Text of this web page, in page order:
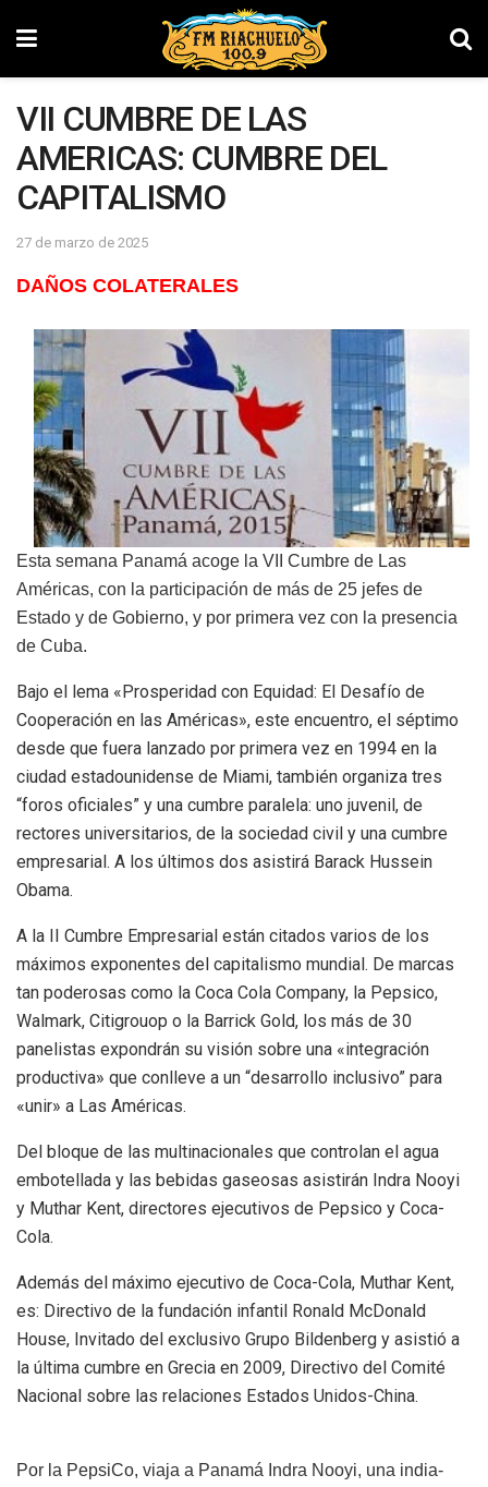
VII CUMBRE DE LAS
AMERICAS: CUMBRE DEL
CAPITALISMO
27 de marzo de 2025
DAÑOS COLATERALES
Esta semana Panamá acoge la VII Cumbre de Las
Américas, con la participación de más de 25 jefes de
Estado y de Gobierno, y por primera vez con la presencia
de Cuba.
Bajo el lema «Prosperidad con Equidad: El Desafío de
Cooperación en las Américas», este encuentro, el séptimo
desde que fuera lanzado por primera vez en 1994 en la
ciudad estadounidense de Miami, también organiza tres
“foros oficiales” y una cumbre paralela: uno juvenil, de
rectores universitarios, de la sociedad civil y una cumbre
empresarial. A los últimos dos asistirá Barack Hussein
Obama.
A la II Cumbre Empresarial están citados varios de los
máximos exponentes del capitalismo mundial. De marcas
tan poderosas como la Coca Cola Company, la Pepsico,
Walmark, Citigrouop o la Barrick Gold, los más de 30
panelistas expondrán su visión sobre una «integración
productiva» que conlleve a un “desarrollo inclusivo” para
«unir» a Las Américas.
Del bloque de las multinacionales que controlan el agua
embotellada y las bebidas gaseosas asistirán Indra Nooyi
y Muthar Kent, directores ejecutivos de Pepsico y Coca-
Cola.
Además del máximo ejecutivo de Coca-Cola, Muthar Kent,
es: Directivo de la fundación infantil Ronald McDonald
House, Invitado del exclusivo Grupo Bildenberg y asistió a
la última cumbre en Grecia en 2009, Directivo del Comité
Nacional sobre las relaciones Estados Unidos-China.
Por la PepsiCo, viaja a Panamá Indra Nooyi, una india-